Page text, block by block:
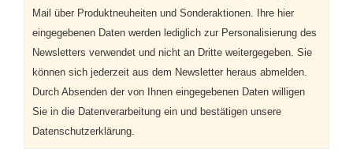
Mail über Produktneuheiten und Sonderaktionen. Ihre hier
eingegebenen Daten werden lediglich zur Personalisierung des
Newsletters verwendet und nicht an Dritte weitergegeben. Sie
können sich jederzeit aus dem Newsletter heraus abmelden.
Durch Absenden der von Ihnen eingegebenen Daten willigen
Sie in die Datenverarbeitung ein und bestätigen unsere
Datenschutzerklärung.